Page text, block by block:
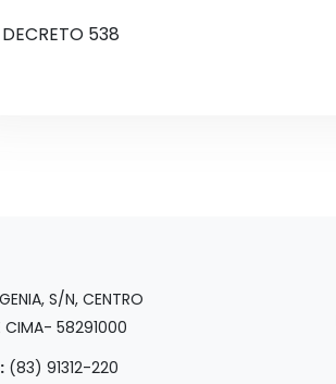
DECRETO 538
S/N, CENTRO
CIMA- 58291000
(83) 91312-220